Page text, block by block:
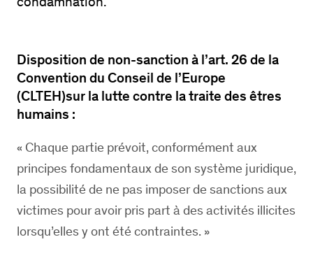
Disposition de non-sanction à l’art. 26 de la
Convention du Conseil de l’Europe
(CLTEH)sur la lutte contre la traite des êtres
humains :
« Chaque partie prévoit, conformément aux
principes fondamentaux de son système juridique,
la possibilité de ne pas imposer de sanctions aux
victimes pour avoir pris part à des activités illicites
lorsqu’elles y ont été contraintes. »